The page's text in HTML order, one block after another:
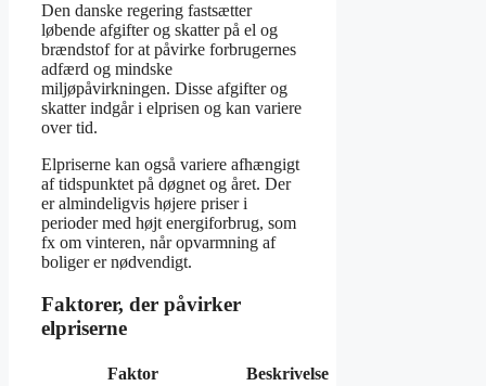
Den danske regering fastsætter
løbende afgifter og skatter på el og
brændstof for at påvirke forbrugernes
adfærd og mindske
miljøpåvirkningen. Disse afgifter og
skatter indgår i elprisen og kan variere
over tid.
Elpriserne kan også variere afhængigt
af tidspunktet på døgnet og året. Der
er almindeligvis højere priser i
perioder med højt energiforbrug, som
fx om vinteren, når opvarmning af
boliger er nødvendigt.
Faktorer, der påvirker
elpriserne
Faktor Beskrivelse